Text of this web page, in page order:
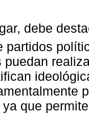
debe
partidos
puedan
que